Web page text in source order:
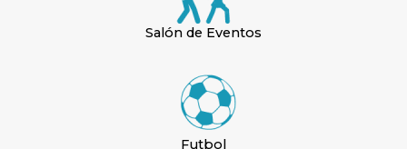
Salón de Eventos
Futbol